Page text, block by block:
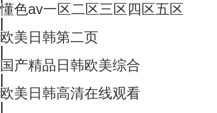
懂色av一区二区三区四区五区
|
欧美日韩第二页
|
国产精品日韩欧美综合
|
欧美日韩高清在线观看
|